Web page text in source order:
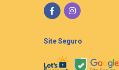
Site Seguro